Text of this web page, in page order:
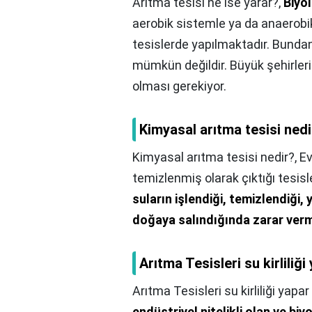
aerobik sistemle ya da
tesislerde yapılmaktadır.
mümkün değildir. Büyük
olması gerekiyor.
Kimyasal arıtma tesisi
Kimyasal arıtma tesisi nedir?,
temizlenmiş olarak çıktığı
suların işlendiği, temizlendiği,
doğaya salındığında zarar
Arıtma Tesisleri su kirliliği
Arıtma Tesisleri su kirliliği yapar